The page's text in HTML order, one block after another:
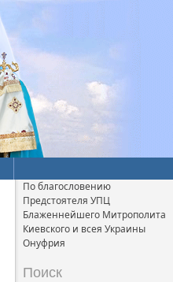
По благословению
Предстоятеля УПЦ
Блаженнейшего Митрополита
Киевского и всея Украины
Онуфрия
Поиск